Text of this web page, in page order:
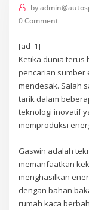
by
0 Comment
[ad_1]
Ketika dunia terus
pencarian sumber
mendesak. Salah
tarik dalam
teknologi inovatif
memproduksi
Gaswin adalah
memanfaatkan
menghasilkan
dengan bahan
rumah kaca